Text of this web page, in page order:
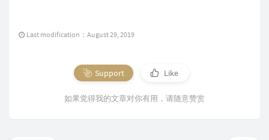
Last modification：August 29, 2019
Support Like
如果觉得我的文章对你有用，请随意赞赏